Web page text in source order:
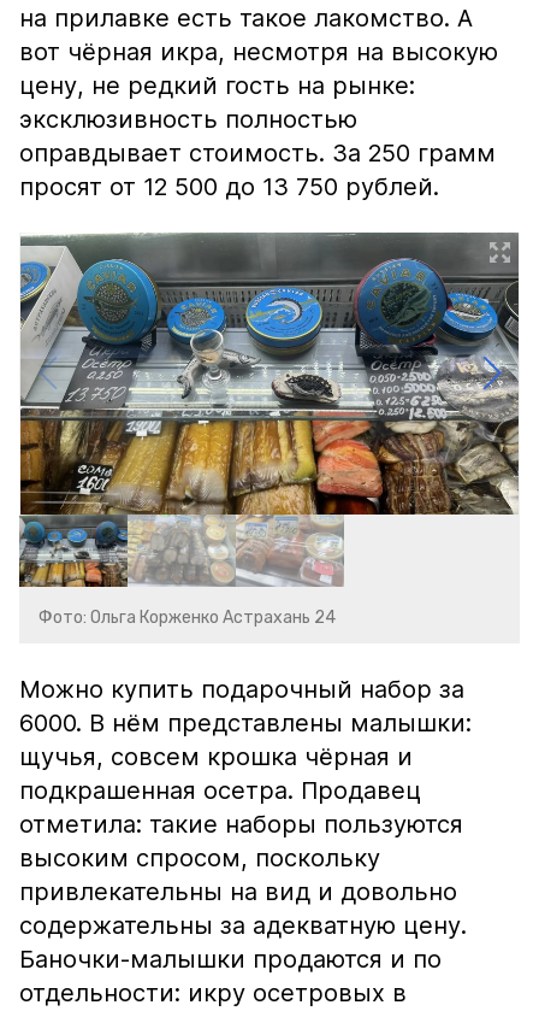
на прилавке есть такое лакомство. А
вот чёрная икра, несмотря на высокую
цену, не редкий гость на рынке:
эксклюзивность полностью
оправдывает стоимость. За 250 грамм
просят от 12 500 до 13 750 рублей.
Фото: Ольга Корженко Астрахань 24
Можно купить подарочный набор за
6000. В нём представлены малышки:
щучья, совсем крошка чёрная и
подкрашенная осетра. Продавец
отметила: такие наборы пользуются
высоким спросом, поскольку
привлекательны на вид и довольно
содержательны за адекватную цену.
Баночки-малышки продаются и по
отдельности: икру осетровых в